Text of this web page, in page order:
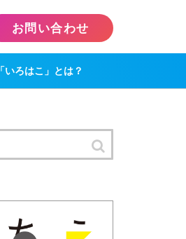
お問い合わせ
「いろはこ」とは？